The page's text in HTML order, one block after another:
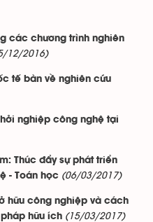
các chương trình nghiên
12/2016)
tế bàn về nghiên cứu
nghiệp công nghệ tại
Thúc đẩy sự phát triển
- Toán học (06/03/2017)
hữu công nghiệp và cách
hữu ích (15/03/2017)